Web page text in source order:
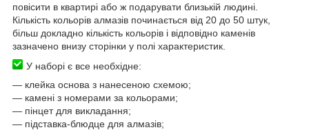
повісити в квартирі або ж подарувати близькій людині.
Кількість кольорів алмазів починається від 20 до 50 штук,
більш докладно кількість кольорів і відповідно каменів
зазначено внизу сторінки у полі характеристик.
У наборі є все необхідне:
― клейка основа з нанесеною схемою;
― камені з номерами за кольорами;
― пінцет для викладання;
― підставка-блюдце для алмазів;